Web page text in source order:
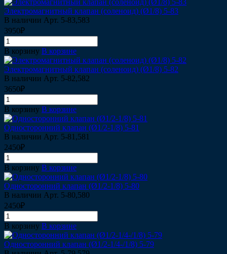
Электромагнитный клапан (соленоид) (Ø1/8) 5-83
В наличии Арт. 5-83,583
3950₽
В корзину В корзине
Электромагнитный клапан (соленоид) (Ø1/8) 5-82
В наличии Арт. 5-82,582
3650₽
В корзину В корзине
Односторонний клапан (Ø1/2-1/8) 5-81
В наличии Арт. 5-81,581
2450₽
В корзину В корзине
Односторонний клапан (Ø1/2-1/8) 5-80
В наличии Арт. 5-80,580
2450₽
В корзину В корзине
Односторонний клапан (Ø1/2-1/4-/1/8) 5-79